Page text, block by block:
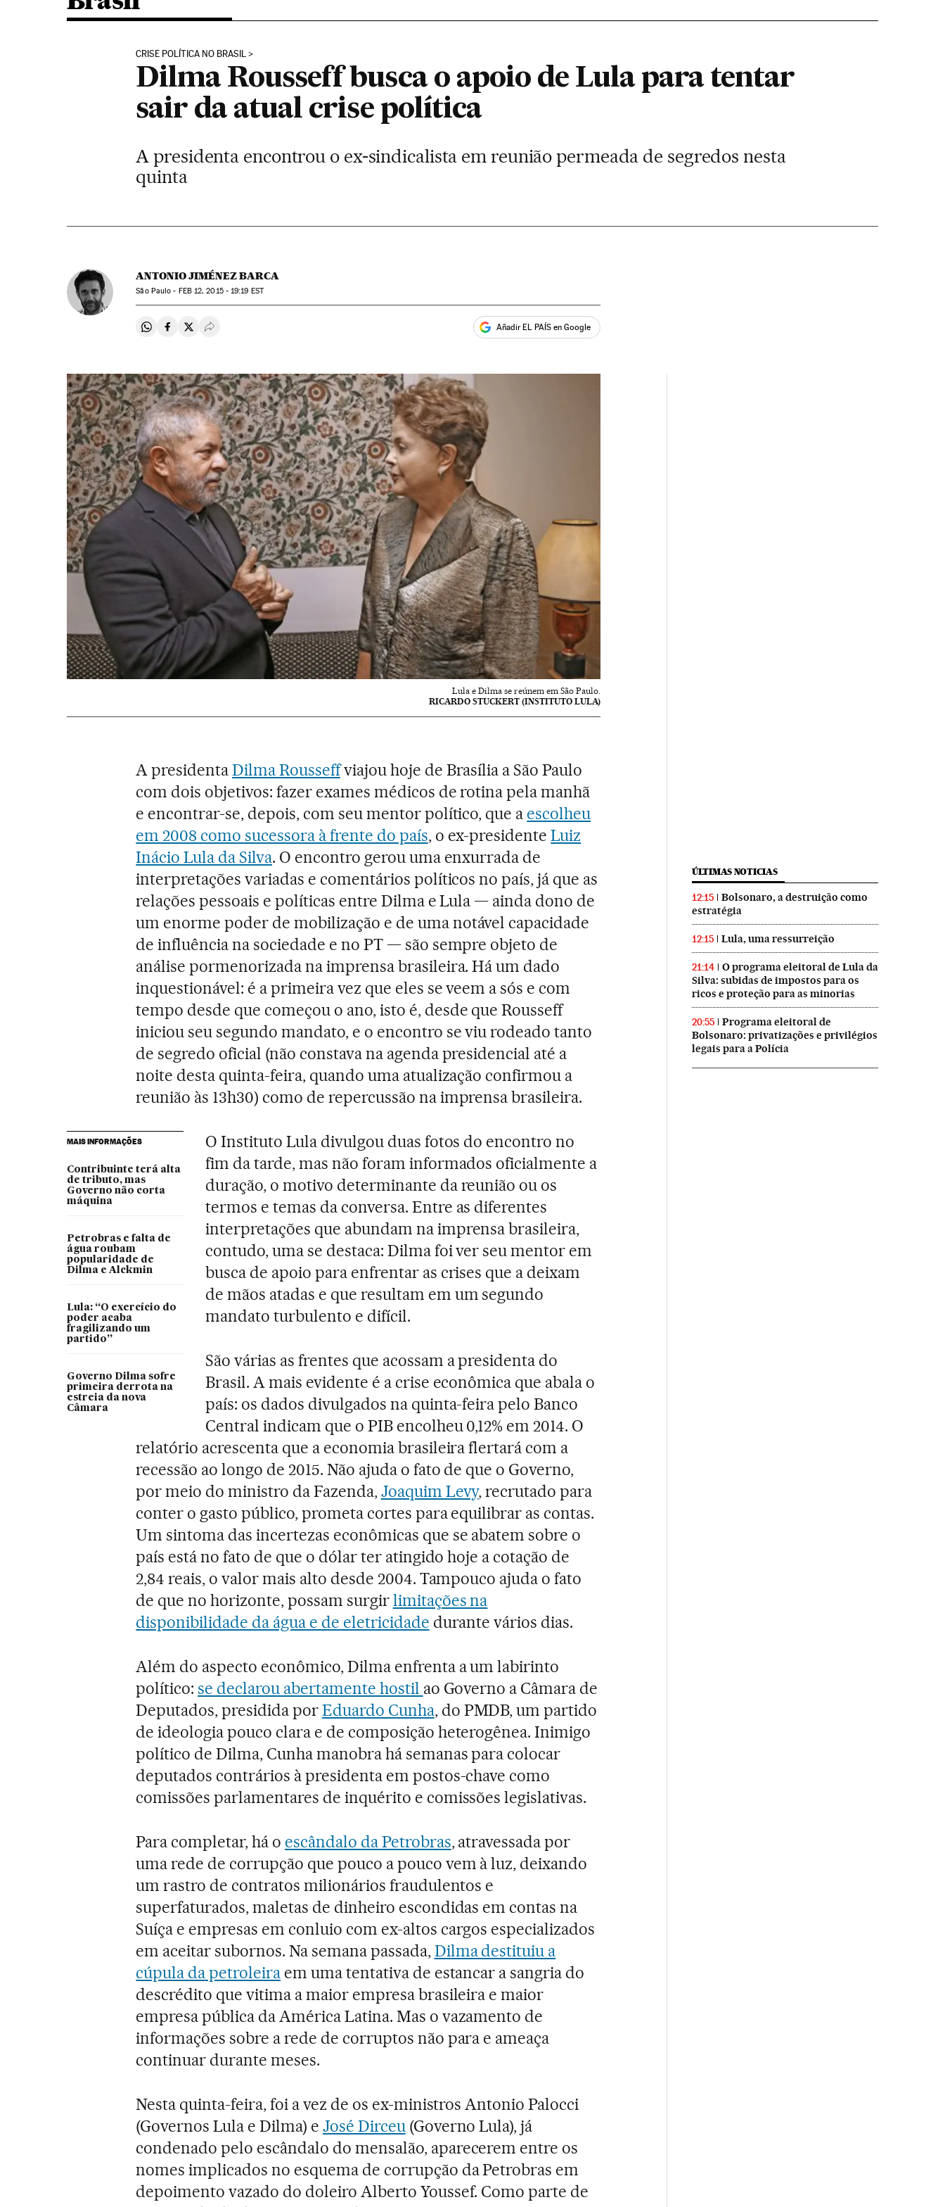
CRISE POLÍTICA NO BRASIL
Dilma Rousseff busca o apoio de Lula para tentar
sair da atual crise política
A presidenta encontrou o ex-sindicalista em reunião permeada de segredos nesta
quinta
ANTONIO JIMÉNEZ BARCA
São Paulo - FEB12, 2015 - 19:19 EST
Compartir en Whatsapp
Compartir en Facebook
Compartir en Twitter
Desplegar Redes Sociales Añadir EL PAÍS en Google
Lula e Dilma se reúnem em São Paulo.
RICARDO STUCKERT (INSTITUTO LULA)
A presidentaDilma Rousseffviajou hoje de Brasília a São Paulo
com dois objetivos: fazer exames médicos de rotina pela manhã
e encontrar-se, depois, com seu mentor político, que a escolheu
em 2008 como sucessora à frente do país, o ex-presidenteLuiz
Inácio Lula da Silva. O encontro gerou uma enxurrada de
interpretações variadas e comentários políticos no país, já que as
relações pessoais e políticas entre Dilma e Lula — ainda dono de
um enorme poder de mobilização e de uma notável capacidade
de influência na sociedade e no PT — são sempre objeto de
análise pormenorizada na imprensa brasileira. Há um dado
inquestionável: é a primeira vez que eles se veem a sós e com
tempo desde que começou o ano, isto é, desde que Rousseff
iniciou seu segundo mandato, e o encontro se viu rodeado tanto
de segredo oficial (não constava na agenda presidencial até a
noite desta quinta-feira, quando uma atualização confirmou a
reunião às 13h30) como de repercussão na imprensa brasileira.
MAIS INFORMAÇÕES
Contribuinte terá alta
de tributo, mas
Governo não corta
máquina
Petrobras e falta de
água roubam
popularidade de
Dilma e Alckmin
Lula: “O exercício do
poder acaba
fragilizando um
partido”
Governo Dilma sofre
primeira derrota na
estreia da nova
Câmara
O Instituto Lula divulgou duas fotos do encontro no
fim da tarde, mas não foram informados oficialmente a
duração, o motivo determinante da reunião ou os
termos e temas da conversa. Entre as diferentes
interpretações que abundam na imprensa brasileira,
contudo, uma se destaca: Dilma foi ver seu mentor em
busca de apoio para enfrentar as crises que a deixam
de mãos atadas e que resultam em um segundo
mandato turbulento e difícil.
São várias as frentes que acossam a presidenta do
Brasil. A mais evidente é a crise econômica que abala o
país: os dados divulgados na quinta-feira pelo Banco
Central indicam que o PIB encolheu 0,12% em 2014. O
relatório acrescenta que a economia brasileira flertará com a
recessão ao longo de 2015. Não ajuda o fato de que o Governo,
por meio do ministro da Fazenda,Joaquim Levy, recrutado para
conter o gasto público, prometa cortes para equilibrar as contas.
Um sintoma das incertezas econômicas que se abatem sobre o
país está no fato de que o dólar ter atingido hoje a cotação de
2,84 reais, o valor mais alto desde 2004. Tampouco ajuda o fato
de que no horizonte, possam surgirlimitações na
disponibilidade da água e de eletricidade durante vários dias.
Além do aspecto econômico, Dilma enfrenta a um labirinto
político:se declarou abertamente hostil ao Governo a Câmara de
Deputados, presidida porEduardo Cunha, do PMDB, um partido
de ideologia pouco clara e de composição heterogênea. Inimigo
político de Dilma, Cunha manobra há semanas para colocar
deputados contrários à presidenta em postos-chave como
comissões parlamentares de inquérito e comissões legislativas.
Para completar, há o escândalo da Petrobras, atravessada por
uma rede de corrupção que pouco a pouco vem à luz, deixando
um rastro de contratos milionários fraudulentos e
superfaturados, maletas de dinheiro escondidas em contas na
Suíça e empresas em conluio com ex-altos cargos especializados
em aceitar subornos. Na semana passada,Dilma destituiu a
cúpula da petroleiraem uma tentativa de estancar a sangria do
descrédito que vitima a maior empresa brasileira e maior
empresa pública da América Latina. Mas o vazamento de
informações sobre a rede de corruptos não para e ameaça
continuar durante meses.
Nesta quinta-feira, foi a vez de os ex-ministros Antonio Palocci
(Governos Lula e Dilma) e José Dirceu(Governo Lula), já
condenado pelo escândalo do mensalão, aparecerem entre os
nomes implicados no esquema de corrupção da Petrobras em
depoimento vazado do doleiro Alberto Youssef. Como parte de
ÚLTIMAS NOTICIAS
12:15
Bolsonaro, a destruição como
estratégia
12:15 Lula, uma ressurreição
21:14
O programa eleitoral de Lula da
Silva: subidas de impostos para os
ricos e proteção para as minorias
20:55
Programa eleitoral de
Bolsonaro: privatizações e privilégios
legais para a Polícia